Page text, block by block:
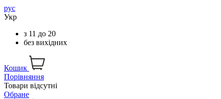
рус
Укр
з 11 до 20
без вихідних
Кошик
Порівняння
Товари відсутні
Обране